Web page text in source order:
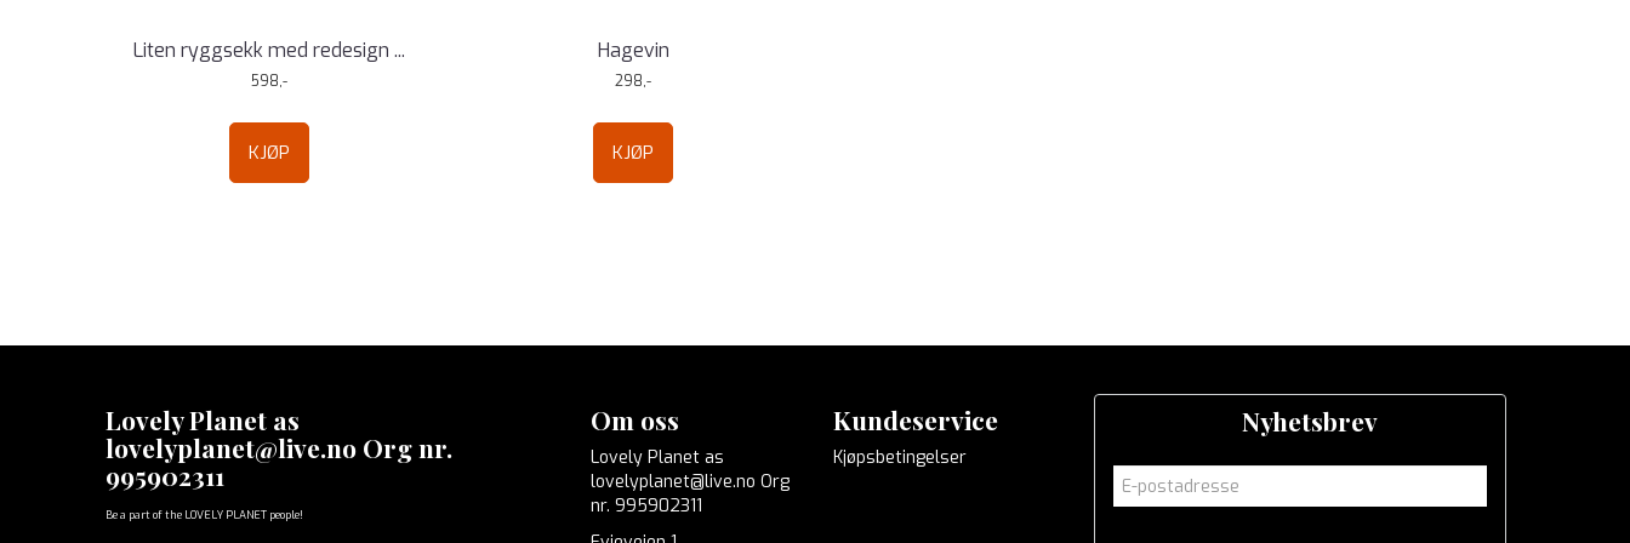
Liten ryggsekk med redesign ...
598,-
KJØP
Hagevin
298,-
KJØP
Lovely Planet as
lovelyplanet@live.no Org nr.
995902311
Be a part of the LOVELY PLANET people!
Om oss
Lovely Planet as
lovelyplanet@live.no Org
nr. 995902311
Kundeservice
Kjøpsbetingelser
Nyhetsbrev